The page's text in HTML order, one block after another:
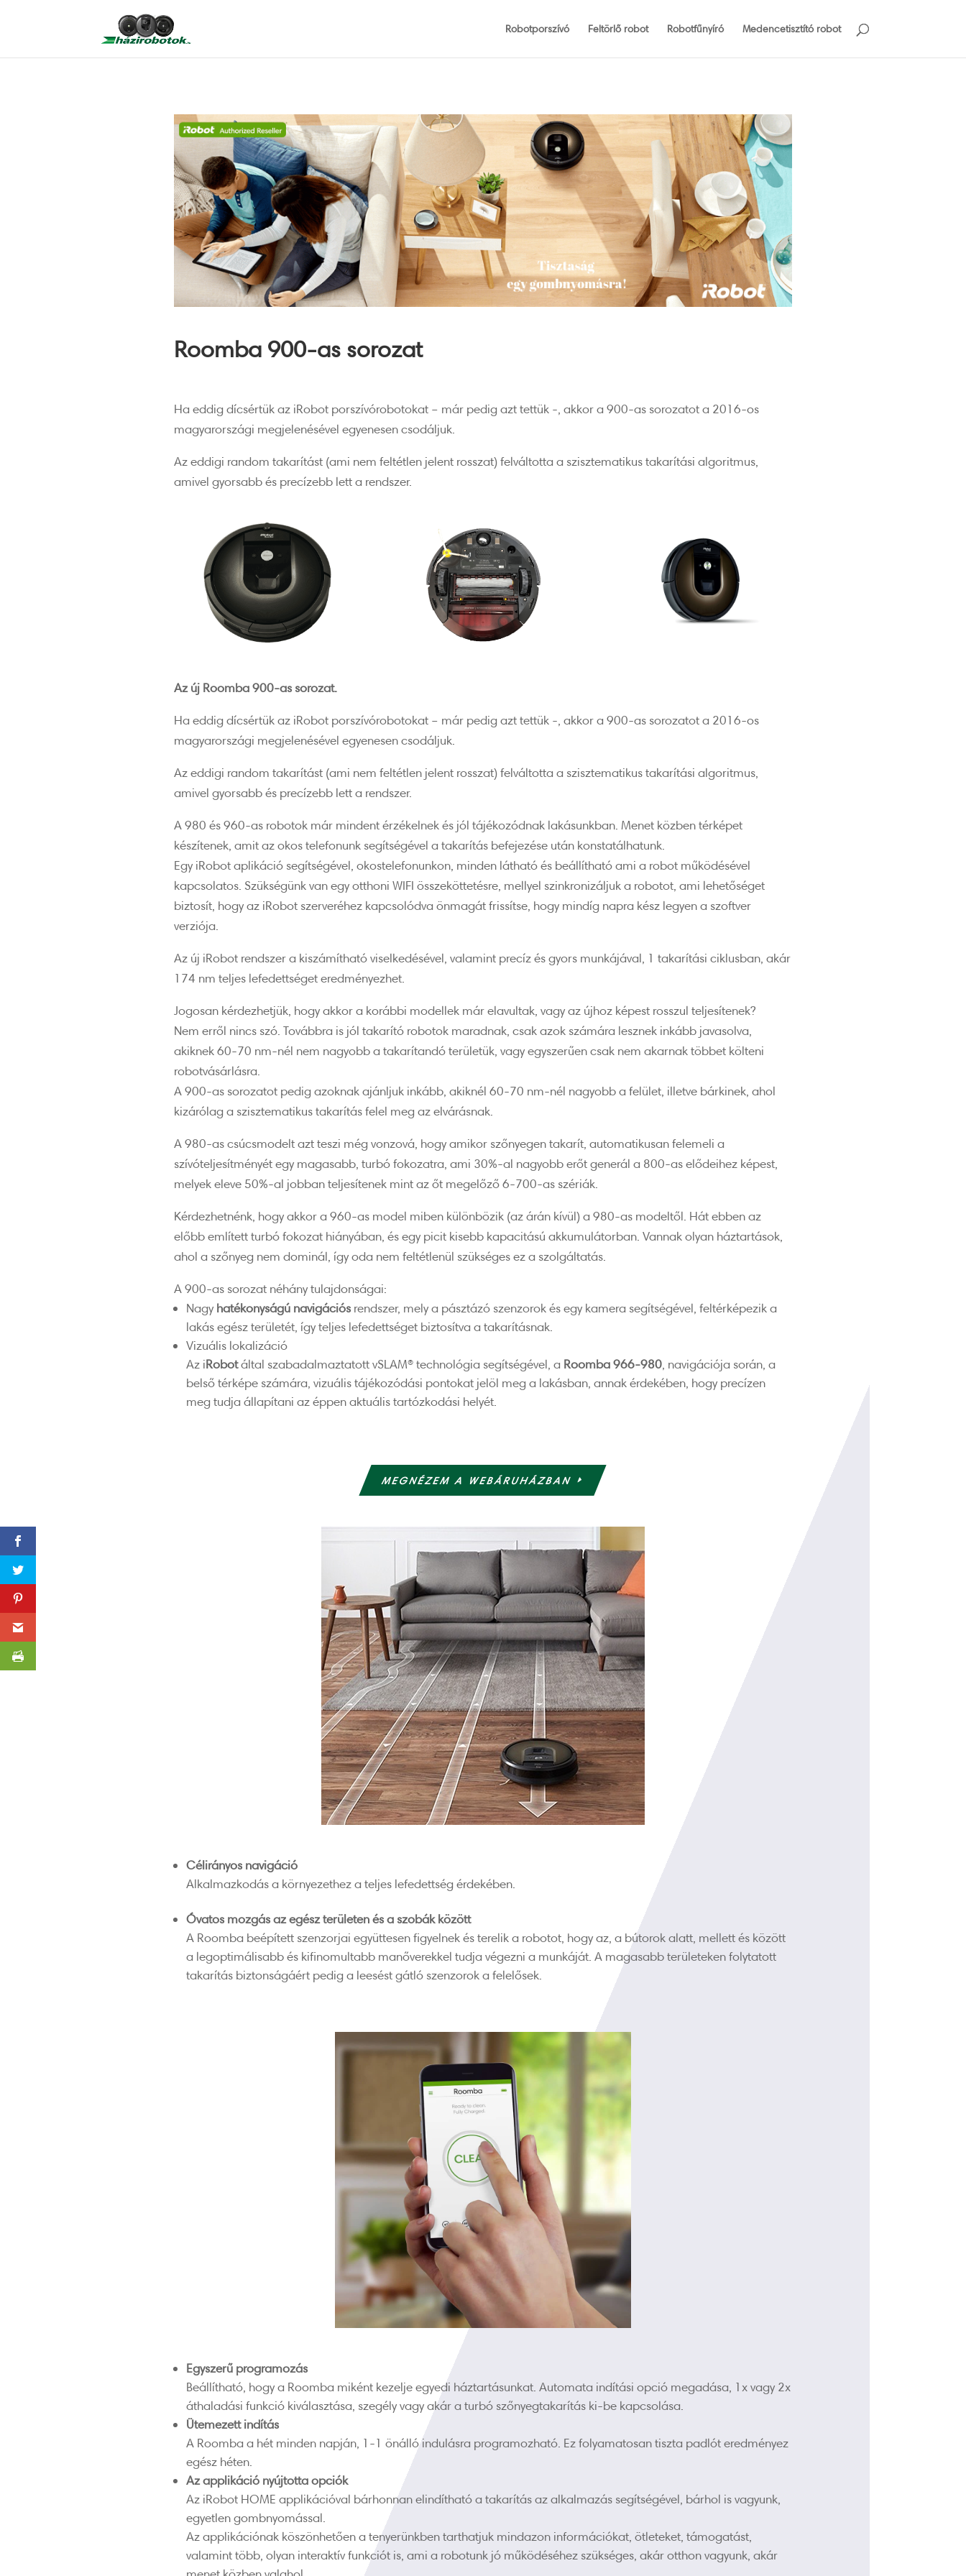
Robotporszívó Feltörlő robot Robotfűnyíró Medencetisztító robot
Roomba 900-as sorozat
Ha eddig dícsértük az iRobot porszívórobotokat – már pedig azt tettük -, akkor a 900-as sorozatot a 2016-os
magyarországi megjelenésével egyenesen csodáljuk.
Az eddigi random takarítást (ami nem feltétlen jelent rosszat) felváltotta a szisztematikus takarítási algoritmus,
amivel gyorsabb és precízebb lett a rendszer.
Az új Roomba 900-as sorozat.
Ha eddig dícsértük az iRobot porszívórobotokat – már pedig azt tettük -, akkor a 900-as sorozatot a 2016-os
magyarországi megjelenésével egyenesen csodáljuk.
Az eddigi random takarítást (ami nem feltétlen jelent rosszat) felváltotta a szisztematikus takarítási algoritmus,
amivel gyorsabb és precízebb lett a rendszer.
A 980 és 960-as robotok már mindent érzékelnek és jól tájékozódnak lakásunkban. Menet közben térképet
készítenek, amit az okos telefonunk segítségével a takarítás befejezése után konstatálhatunk.
Egy iRobot aplikáció segítségével, okostelefonunkon, minden látható és beállítható ami a robot működésével
kapcsolatos. Szükségünk van egy otthoni WIFI összeköttetésre, mellyel szinkronizáljuk a robotot, ami lehetőséget
biztosít, hogy az iRobot szerveréhez kapcsolódva önmagát frissítse, hogy mindíg napra kész legyen a szoftver
verziója.
Az új iRobot rendszer a kiszámítható viselkedésével, valamint precíz és gyors munkájával, 1 takarítási ciklusban, akár
174 nm teljes lefedettséget eredményezhet.
Jogosan kérdezhetjük, hogy akkor a korábbi modellek már elavultak, vagy az újhoz képest rosszul teljesítenek?
Nem erről nincs szó. Továbbra is jól takarító robotok maradnak, csak azok számára lesznek inkább javasolva,
akiknek 60-70 nm-nél nem nagyobb a takarítandó területük, vagy egyszerűen csak nem akarnak többet költeni
robotvásárlásra.
A 900-as sorozatot pedig azoknak ajánljuk inkább, akiknél 60-70 nm-nél nagyobb a felület, illetve bárkinek, ahol
kizárólag a szisztematikus takarítás felel meg az elvárásnak.
A 980-as csúcsmodelt azt teszi még vonzová, hogy amikor szőnyegen takarít, automatikusan felemeli a
szívóteljesítményét egy magasabb, turbó fokozatra, ami 30%-al nagyobb erőt generál a 800-as elődeihez képest,
melyek eleve 50%-al jobban teljesítenek mint az őt megelőző 6-700-as szériák.
Kérdezhetnénk, hogy akkor a 960-as model miben különbözik (az árán kívül) a 980-as modeltől. Hát ebben az
előbb említett turbó fokozat hiányában, és egy picit kisebb kapacitású akkumulátorban. Vannak olyan háztartások,
ahol a szőnyeg nem dominál, így oda nem feltétlenül szükséges ez a szolgáltatás.
A 900-as sorozat néhány tulajdonságai:
Nagy hatékonyságú navigációsrendszer, mely a pásztázó szenzorok és egy kamera segítségével, feltérképezik a
lakás egész területét, így teljes lefedettséget biztosítva a takarításnak.
Vizuális lokalizáció
Az iRobotáltal szabadalmaztatott vSLAM® technológia segítségével, a Roomba 966-980, navigációja során, a
belső térképe számára, vizuális tájékozódási pontokat jelöl meg a lakásban, annak érdekében, hogy precízen
meg tudja állapítani az éppen aktuális tartózkodási helyét.
MEGNÉZEM A WEBÁRUHÁZBAN
Célirányos navigáció
Alkalmazkodás a környezethez a teljes lefedettség érdekében.
Óvatos mozgás az egész területen és a szobák között
A Roomba beépített szenzorjai együttesen figyelnek és terelik a robotot, hogy az, a bútorok alatt, mellett és között
a legoptimálisabb és kifinomultabb manőverekkel tudja végezni a munkáját. A magasabb területeken folytatott
takarítás biztonságáért pedig a leesést gátló szenzorok a felelősek.
Egyszerű programozás
Beállítható, hogy a Roomba miként kezelje egyedi háztartásunkat. Automata indítási opció megadása, 1x vagy 2x
áthaladási funkció kiválasztása, szegély vagy akár a turbó szőnyegtakarítás ki-be kapcsolása.
Ütemezett indítás
A Roomba a hét minden napján, 1-1 önálló indulásra programozható. Ez folyamatosan tiszta padlót eredményez
egész héten.
Az applikáció nyújtotta opciók
Az iRobot HOME applikációval bárhonnan elindítható a takarítás az alkalmazás segítségével, bárhol is vagyunk,
egyetlen gombnyomással.
Az applikációnak köszönhetően a tenyerünkben tarthatjuk mindazon információkat, ötleteket, támogatást,
valamint több, olyan interaktív funkciót is, ami a robotunk jó működéséhez szükséges, akár otthon vagyunk, akár